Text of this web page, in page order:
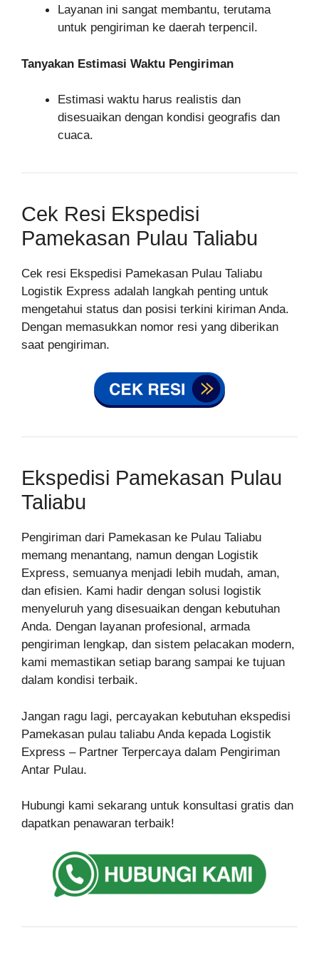
Layanan ini sangat membantu, terutama
untuk pengiriman ke daerah terpencil.
Tanyakan Estimasi Waktu Pengiriman
Estimasi waktu harus realistis dan
disesuaikan dengan kondisi geografis dan
cuaca.
Cek Resi Ekspedisi
Pamekasan Pulau Taliabu
Cek resi Ekspedisi Pamekasan Pulau Taliabu
Logistik Express adalah langkah penting untuk
mengetahui status dan posisi terkini kiriman Anda.
Dengan memasukkan nomor resi yang diberikan
saat pengiriman.
Ekspedisi Pamekasan Pulau
Taliabu
Pengiriman dari Pamekasan ke Pulau Taliabu
memang menantang, namun dengan Logistik
Express, semuanya menjadi lebih mudah, aman,
dan efisien. Kami hadir dengan solusi logistik
menyeluruh yang disesuaikan dengan kebutuhan
Anda. Dengan layanan profesional, armada
pengiriman lengkap, dan sistem pelacakan modern,
kami memastikan setiap barang sampai ke tujuan
dalam kondisi terbaik.
Jangan ragu lagi, percayakan kebutuhan ekspedisi
Pamekasan pulau taliabu Anda kepada Logistik
Express – Partner Terpercaya dalam Pengiriman
Antar Pulau.
Hubungi kami sekarang untuk konsultasi gratis dan
dapatkan penawaran terbaik!